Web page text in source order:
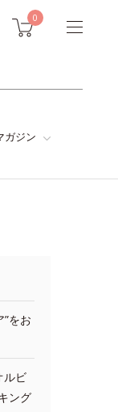
0
ガジン
をお
ルビ
ング